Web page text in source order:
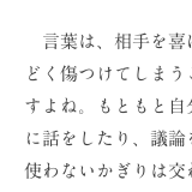
言葉は、相手を喜
どく傷つけてしま
すよね。もともと
に話をしたり、議
使わないかぎりは交